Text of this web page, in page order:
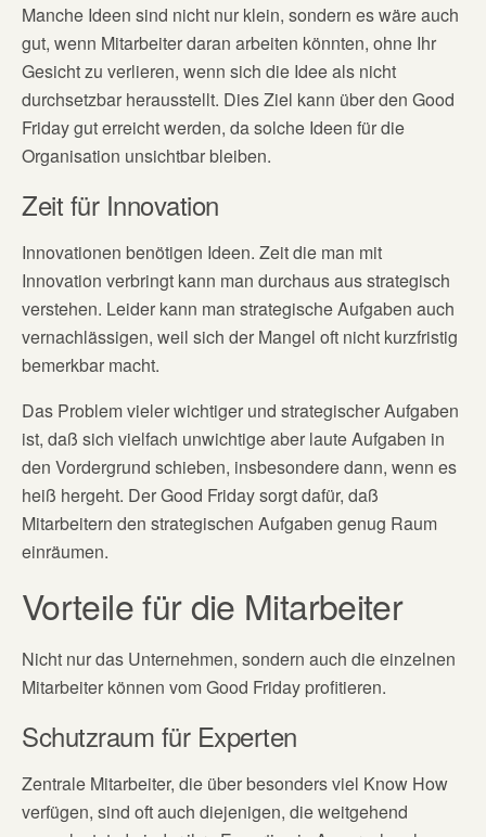
Manche Ideen sind nicht nur klein, sondern es wäre auch
gut, wenn Mitarbeiter daran arbeiten könnten, ohne Ihr
Gesicht zu verlieren, wenn sich die Idee als nicht
durchsetzbar herausstellt. Dies Ziel kann über den Good
Friday gut erreicht werden, da solche Ideen für die
Organisation unsichtbar bleiben.
Zeit für Innovation
Innovationen benötigen Ideen. Zeit die man mit
Innovation verbringt kann man durchaus aus strategisch
verstehen. Leider kann man strategische Aufgaben auch
vernachlässigen, weil sich der Mangel oft nicht kurzfristig
bemerkbar macht.
Das Problem vieler wichtiger und strategischer Aufgaben
ist, daß sich vielfach unwichtige aber laute Aufgaben in
den Vordergrund schieben, insbesondere dann, wenn es
heiß hergeht. Der Good Friday sorgt dafür, daß
Mitarbeitern den strategischen Aufgaben genug Raum
einräumen.
Vorteile für die Mitarbeiter
Nicht nur das Unternehmen, sondern auch die einzelnen
Mitarbeiter können vom Good Friday profitieren.
Schutzraum für Experten
Zentrale Mitarbeiter, die über besonders viel Know How
verfügen, sind oft auch diejenigen, die weitgehend